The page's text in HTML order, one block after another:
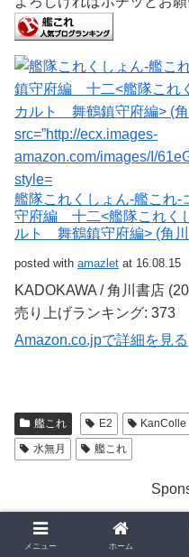
艦隊これくしょん‐艦これ
守府編 十二<艦隊これく
ルト 舞鶴鎮守府編> (角
posted with amazlet at 16.08.15
KADOKAWA / 角川書店
売り上げランキング: 373
Amazon.co.jpで詳細を見る
艦これ E2 KanColle
水無月
艦これ
シ
メニュー ホーム